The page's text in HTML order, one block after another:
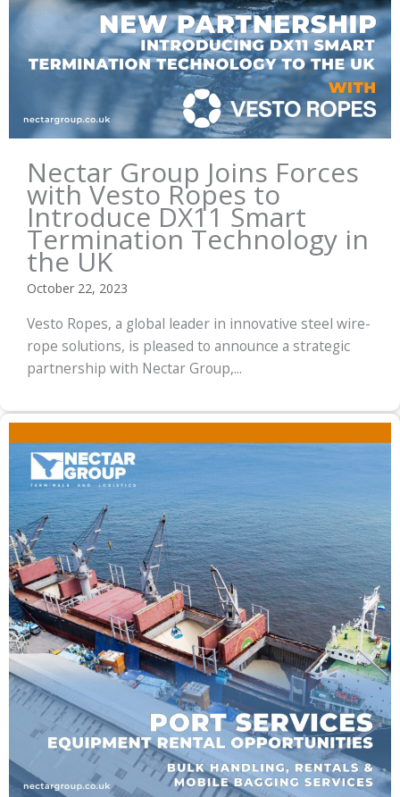
Nectar Group Joins Forces
with Vesto Ropes to
Introduce DX11 Smart
Termination Technology in
the UK
October 22, 2023
Vesto Ropes, a global leader in innovative steel wire-
rope solutions, is pleased to announce a strategic
partnership with Nectar Group,...